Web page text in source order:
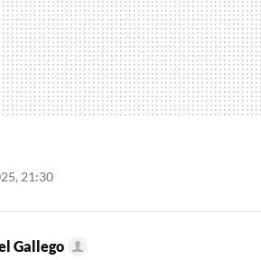
21:30
Gallego